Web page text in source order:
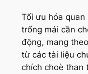
Tối ưu hóa
trống mái cần
động, mang
từ các tài liệu
chích choè than